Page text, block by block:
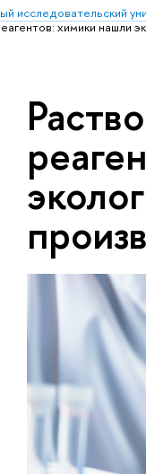
исследовательский
химики нашли